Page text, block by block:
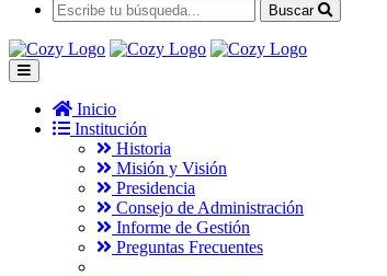
Buscar
Inicio
Institución
Historia
Misión y Visión
Presidencia
Consejo de Administración
Informe de Gestión
Preguntas Frecuentes